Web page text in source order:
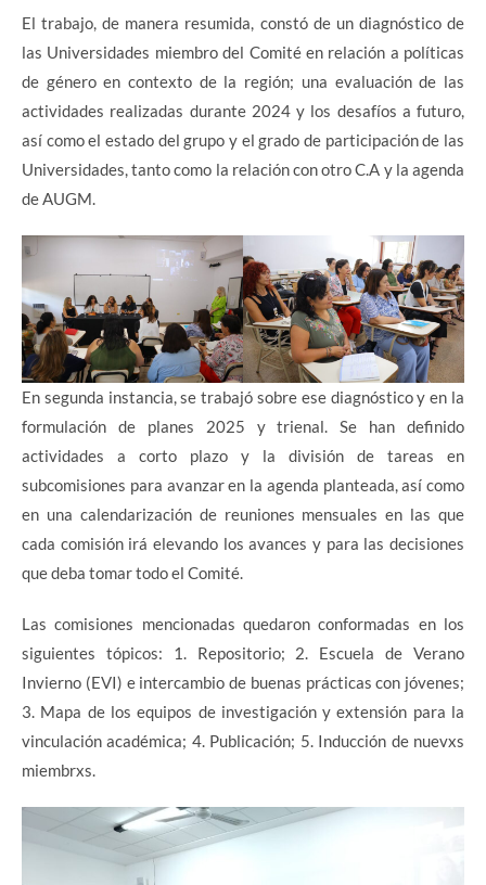
El trabajo, de manera resumida, constó de un diagnóstico de
las Universidades miembro del Comité en relación a políticas
de género en contexto de la región; una evaluación de las
actividades realizadas durante 2024 y los desafíos a futuro,
así como el estado del grupo y el grado de participación de las
Universidades, tanto como la relación con otro C.A y la agenda
de AUGM.
En segunda instancia, se trabajó sobre ese diagnóstico y en la
formulación de planes 2025 y trienal. Se han definido
actividades a corto plazo y la división de tareas en
subcomisiones para avanzar en la agenda planteada, así como
en una calendarización de reuniones mensuales en las que
cada comisión irá elevando los avances y para las decisiones
que deba tomar todo el Comité.
Las comisiones mencionadas quedaron conformadas en los
siguientes tópicos: 1. Repositorio; 2. Escuela de Verano
Invierno (EVI) e intercambio de buenas prácticas con jóvenes;
3. Mapa de los equipos de investigación y extensión para la
vinculación académica; 4. Publicación; 5. Inducción de nuevxs
miembrxs.